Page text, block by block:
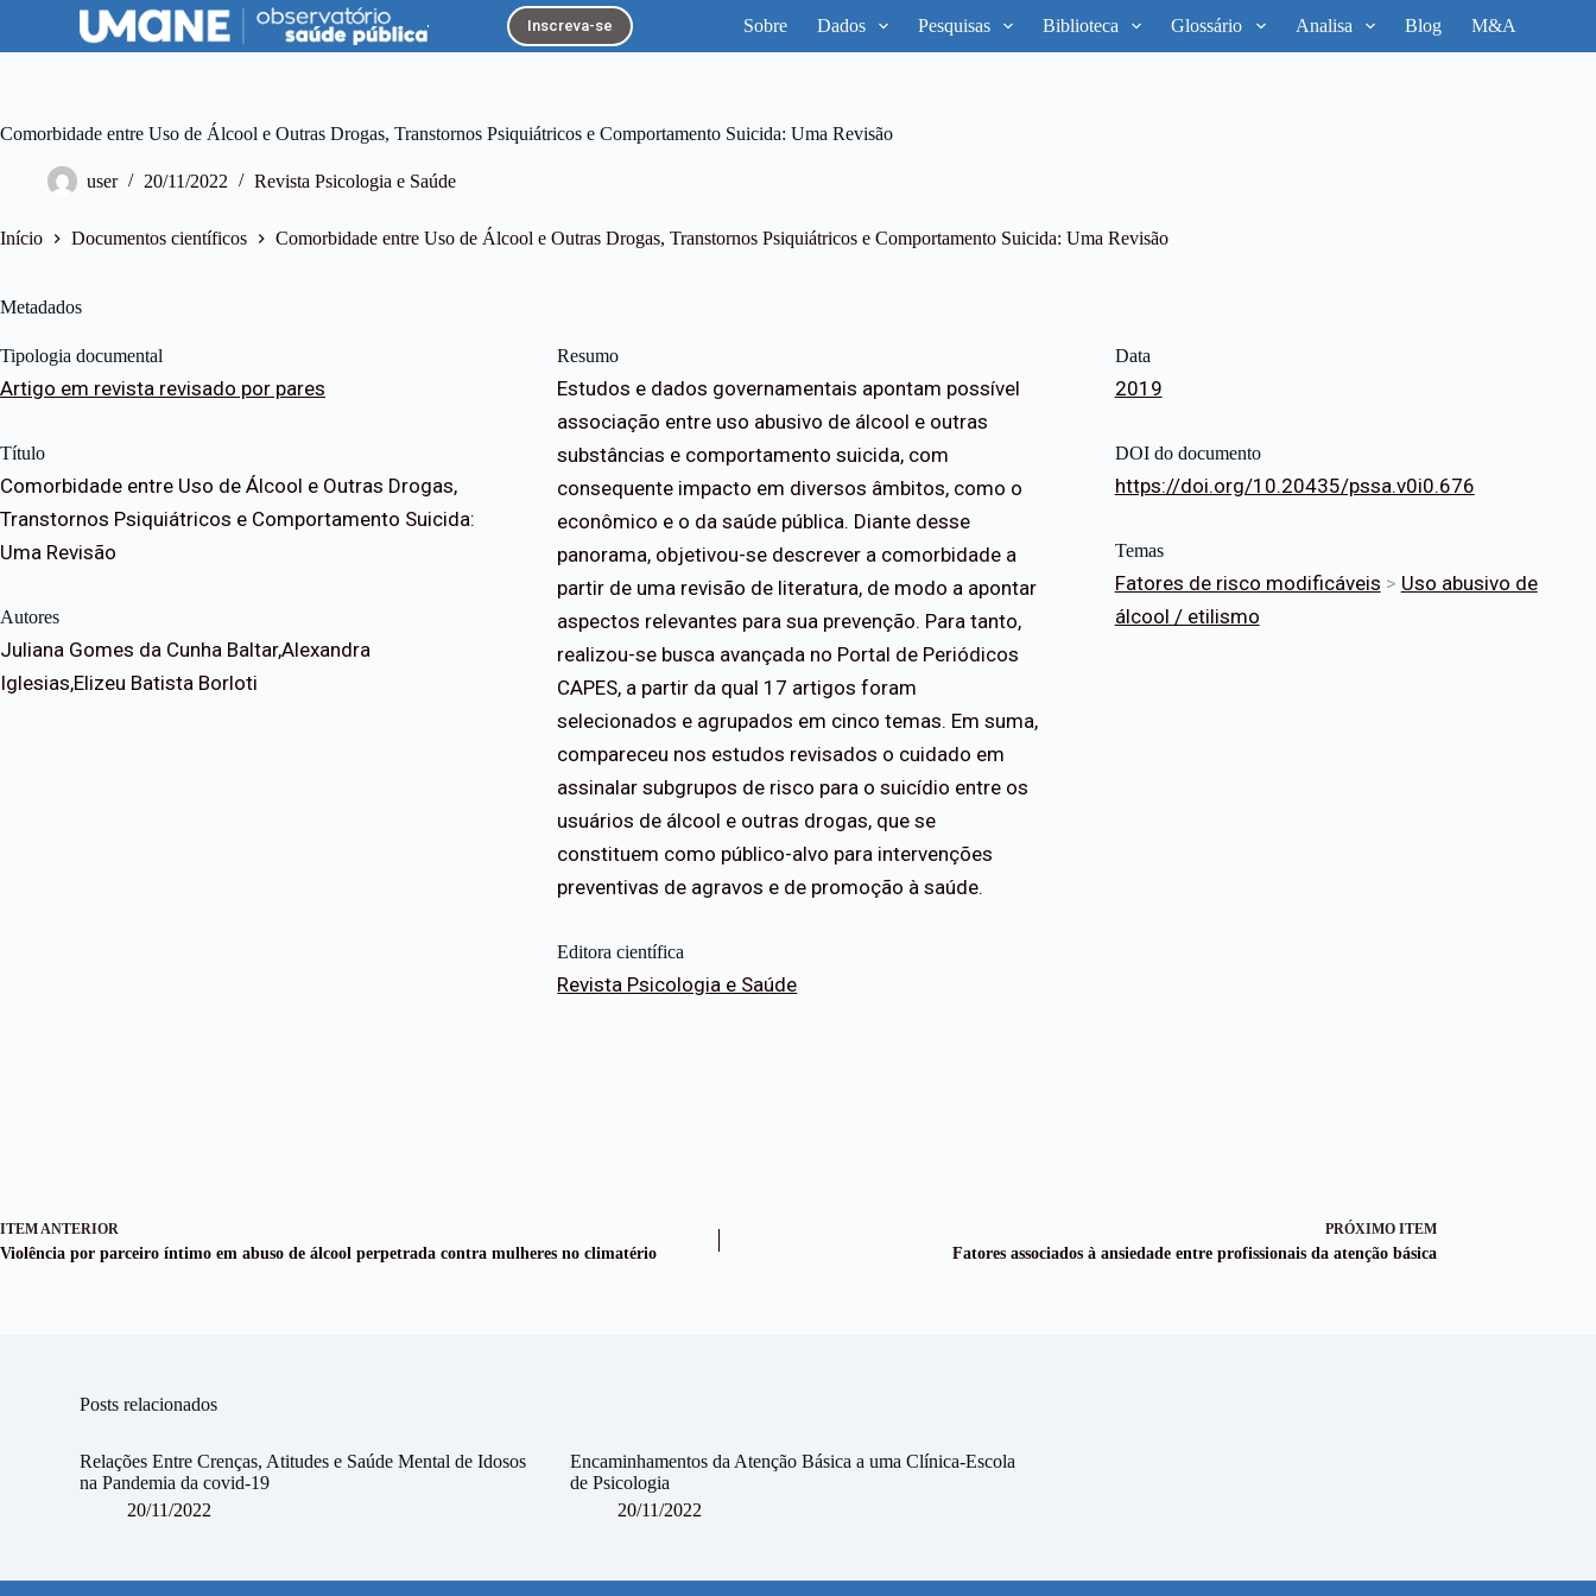
p
c
t
d
o
Inscreva-se Sobre Dados Pesquisas Biblioteca Glossário Analisa Blog M&A
Comorbidade entre Uso de Álcool e Outras Drogas, Transtornos Psiquiátricos e Comportamento Suicida: Uma Revisão
user 20/11/2022 Revista Psicologia e Saúde
Início Documentos científicos Comorbidade entre Uso de Álcool e Outras Drogas, Transtornos Psiquiátricos e Comportamento Suicida: Uma Revisão
Metadados
Tipologia documental
Artigo em revista revisado por pares
Título
Comorbidade entre Uso de Álcool e Outras Drogas,
Transtornos Psiquiátricos e Comportamento Suicida:
Uma Revisão
Autores
Juliana Gomes da Cunha Baltar,Alexandra
Iglesias,Elizeu Batista Borloti
Resumo
Estudos e dados governamentais apontam possível
associação entre uso abusivo de álcool e outras
substâncias e comportamento suicida, com
consequente impacto em diversos âmbitos, como o
econômico e o da saúde pública. Diante desse
panorama, objetivou-se descrever a comorbidade a
partir de uma revisão de literatura, de modo a apontar
aspectos relevantes para sua prevenção. Para tanto,
realizou-se busca avançada no Portal de Periódicos
CAPES, a partir da qual 17 artigos foram
selecionados e agrupados em cinco temas. Em suma,
compareceu nos estudos revisados o cuidado em
assinalar subgrupos de risco para o suicídio entre os
usuários de álcool e outras drogas, que se
constituem como público-alvo para intervenções
preventivas de agravos e de promoção à saúde.
Editora científica
Revista Psicologia e Saúde
Data
2019
DOI do documento
https://doi.org/10.20435/pssa.v0i0.676
Temas
Fatores de risco modificáveis > Uso abusivo de
álcool / etilismo
ITEM ANTERIOR
Violência por parceiro íntimo em abuso de álcool perpetrada contra mulheres no climatério
PRÓXIMO ITEM
Fatores associados à ansiedade entre profissionais da atenção básica
Posts relacionados
Relações Entre Crenças, Atitudes e Saúde Mental de Idosos
na Pandemia da covid-19
20/11/2022
Encaminhamentos da Atenção Básica a uma Clínica-Escola
de Psicologia
20/11/2022